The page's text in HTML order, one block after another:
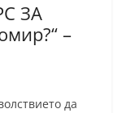
ЗА
–
да